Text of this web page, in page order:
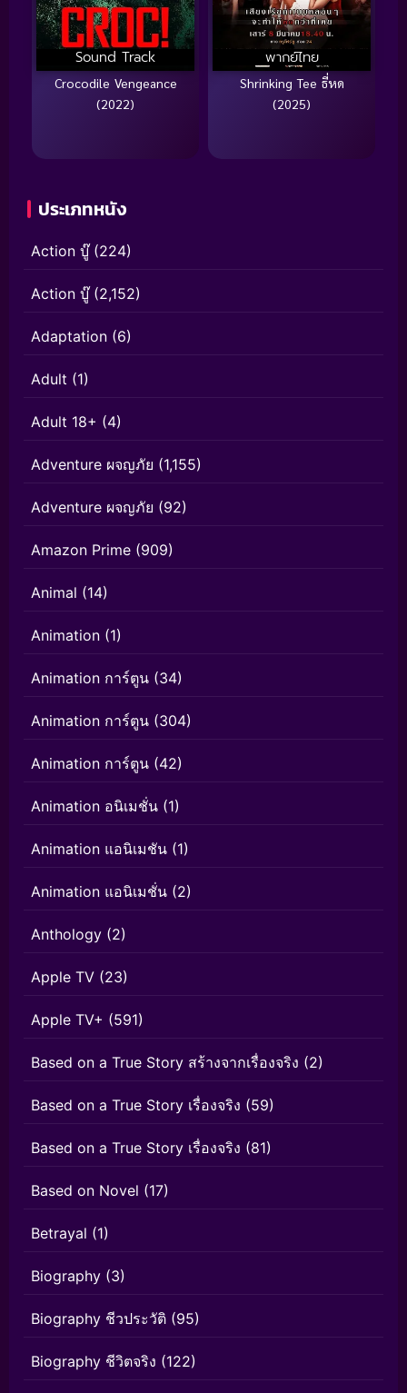
Sound Track
Crocodile Vengeance
(2022)
พากย์ไทย
Shrinking Tee ธี่หด
(2025)
ประเภทหนัง
Action บู๊(224)
Action บู๊(2,152)
Adaptation (6)
Adult (1)
Adult 18+ (4)
Adventure ผจญภัย (1,155)
Adventure ผจญภัย (92)
Amazon Prime (909)
Animal (14)
Animation (1)
Animation การ์ตูน (34)
Animation การ์ตูน (304)
Animation การ์ตูน (42)
Animation อนิเมชั่น (1)
Animation แอนิเมชัน (1)
Animation แอนิเมชั่น (2)
Anthology (2)
Apple TV (23)
Apple TV+ (591)
Based on a True Story สร้างจากเรื่องจริง (2)
Based on a True Story เรื่องจริง (59)
Based on a True Story เรื่องจริง (81)
Based on Novel (17)
Betrayal (1)
Biography (3)
Biography ชีวประวัติ (95)
Biography ชีวิตจริง (122)